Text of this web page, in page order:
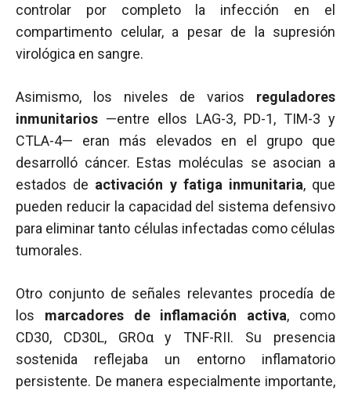
controlar por completo la infección en el
compartimento celular, a pesar de la supresión
virológica en sangre.
Asimismo, los niveles de varios reguladores
inmunitarios —entre ellos LAG-3, PD-1, TIM-3 y
CTLA-4— eran más elevados en el grupo que
desarrolló cáncer. Estas moléculas se asocian a
estados de activación y fatiga inmunitaria, que
pueden reducir la capacidad del sistema defensivo
para eliminar tanto células infectadas como células
tumorales.
Otro conjunto de señales relevantes procedía de
los marcadores de inflamación activa, como
CD30, CD30L, GROα y TNF-RII. Su presencia
sostenida reflejaba un entorno inflamatorio
persistente. De manera especialmente importante,